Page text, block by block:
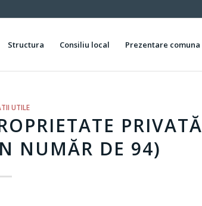
Structura Consiliu local Prezentare comuna
UTILE
PRIVATĂ
NUMĂR DE 94)